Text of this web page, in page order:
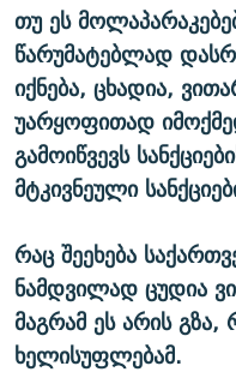
თუ ეს
წარუმატებლად
იქნება, ცხადია,
უარყოფითად
გამოიწვევს
მტკივნეული
რაც შეეხება
ნამდვილად ცუდია
მაგრამ ეს არის
ხელისუფლებამ.